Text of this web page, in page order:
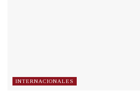
INTERNACIONALES